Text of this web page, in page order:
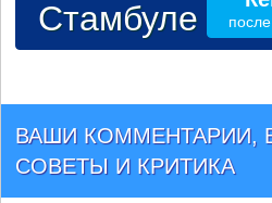
Стамбуле
ВАШИ КОММЕНТАРИИ,
СОВЕТЫ И КРИТИКА